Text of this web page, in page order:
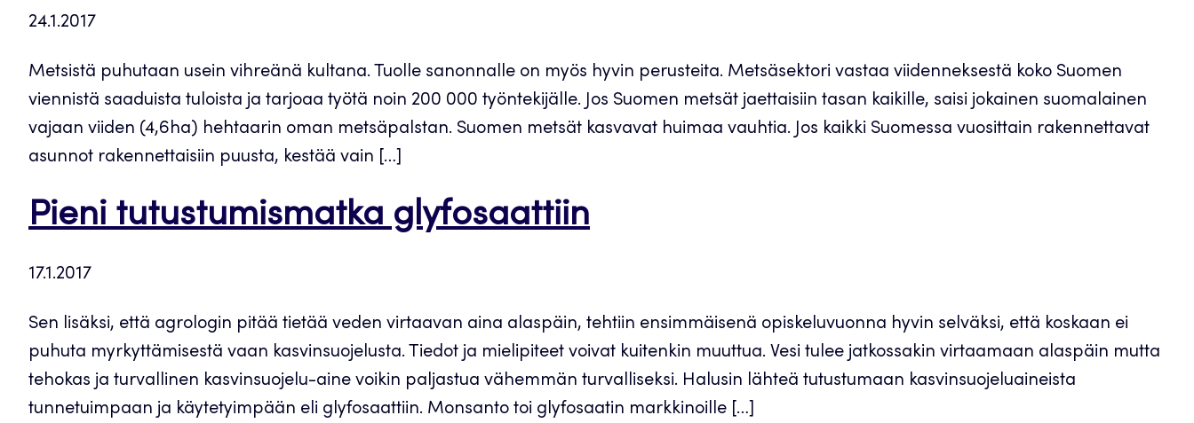
24.1.2017
Metsistä puhutaan usein vihreänä kultana. Tuolle sanonnalle on myös hyvin perusteita. Metsäsektori vastaa viidenneksestä koko Suomen
viennistä saaduista tuloista ja tarjoaa työtä noin 200 000 työntekijälle. Jos Suomen metsät jaettaisiin tasan kaikille, saisi jokainen suomalainen
vajaan viiden (4,6ha) hehtaarin oman metsäpalstan. Suomen metsät kasvavat huimaa vauhtia. Jos kaikki Suomessa vuosittain rakennettavat
asunnot rakennettaisiin puusta, kestää vain […]
Pieni tutustumismatka glyfosaattiin
17.1.2017
Sen lisäksi, että agrologin pitää tietää veden virtaavan aina alaspäin, tehtiin ensimmäisenä opiskeluvuonna hyvin selväksi, että koskaan ei
puhuta myrkyttämisestä vaan kasvinsuojelusta. Tiedot ja mielipiteet voivat kuitenkin muuttua. Vesi tulee jatkossakin virtaamaan alaspäin mutta
tehokas ja turvallinen kasvinsuojelu-aine voikin paljastua vähemmän turvalliseksi. Halusin lähteä tutustumaan kasvinsuojeluaineista
tunnetuimpaan ja käytetyimpään eli glyfosaattiin. Monsanto toi glyfosaatin markkinoille […]